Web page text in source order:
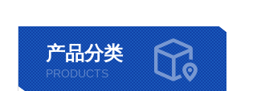
产品分类
PRODUCTS